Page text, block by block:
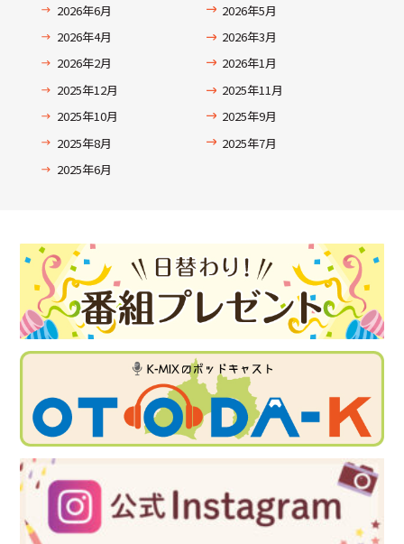
2026年6月
2026年5月
2026年4月
2026年3月
2026年2月
2026年1月
2025年12月
2025年11月
2025年10月
2025年9月
2025年8月
2025年7月
2025年6月